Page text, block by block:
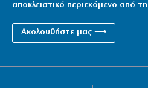
αποκλειστικό περιεχόμενο από
Ακολουθήστε μας ⟶